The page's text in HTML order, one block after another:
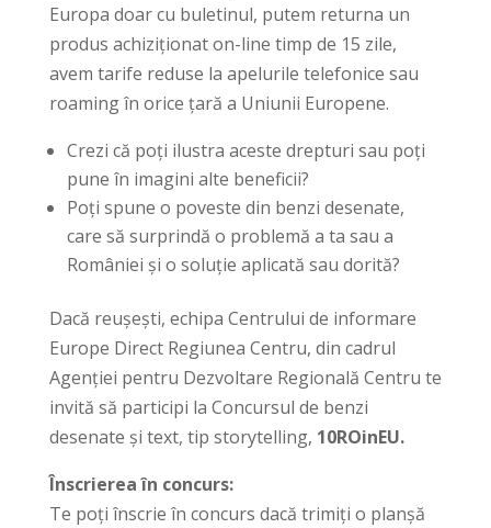
Europa doar cu buletinul, putem returna un
produs achiziționat on-line timp de 15 zile,
avem tarife reduse la apelurile telefonice sau
roaming în orice țară a Uniunii Europene.
Crezi că poți ilustra aceste drepturi sau poți
pune în imagini alte beneficii?
Poți spune o poveste din benzi desenate,
care să surprindă o problemă a ta sau a
României și o soluție aplicată sau dorită?
Dacă reușești, echipa Centrului de informare
Europe Direct Regiunea Centru, din cadrul
Agenției pentru Dezvoltare Regională Centru te
invită să participi la Concursul de benzi
desenate și text, tip storytelling, 10ROinEU.
Înscrierea în concurs:
Te poți înscrie în concurs dacă trimiți o planșă